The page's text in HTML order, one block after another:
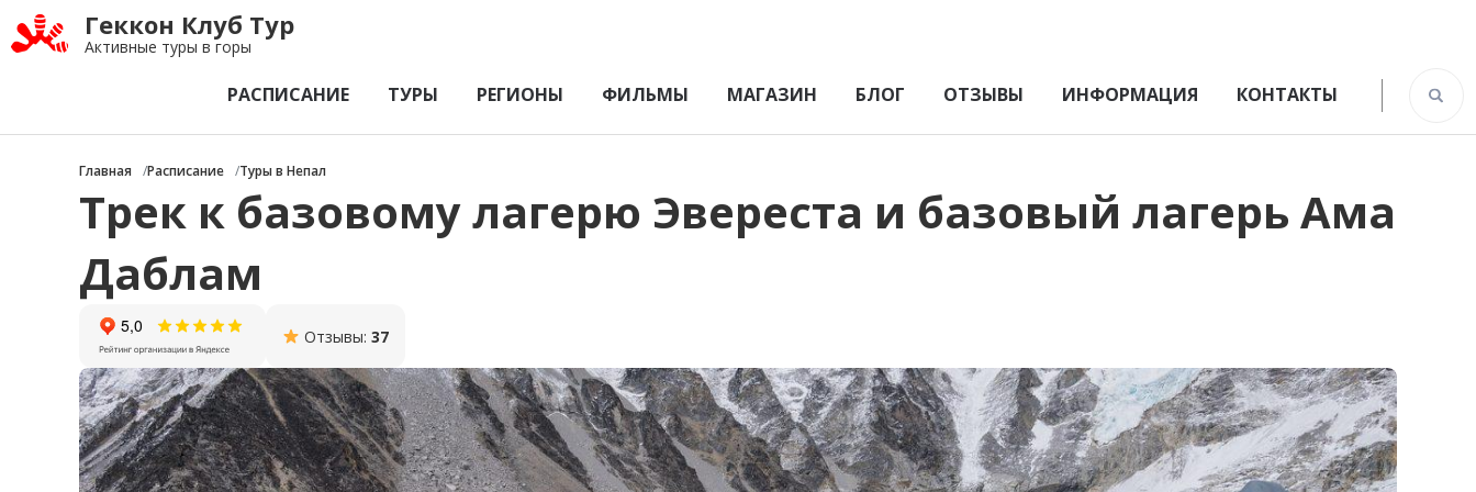
Геккон Клуб Тур
Активные туры в горы
РАСПИСАНИЕ ТУРЫ РЕГИОНЫ ФИЛЬМЫ МАГАЗИН БЛОГ ОТЗЫВЫ ИНФОРМАЦИЯ КОНТАКТЫ
Главная Расписание Туры в Непал
Трек к базовому лагерю Эвереста и базовый лагерь Ама
Даблам
Отзывы: 37